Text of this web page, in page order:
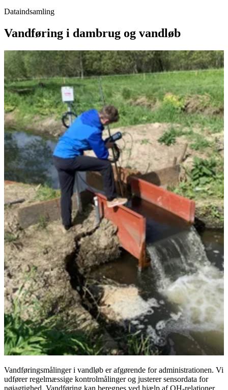
Dataindsamling
Vandføring i dambrug og vandløb
Vandføringsmålinger i vandløb er afgørende for administrationen. Vi
udfører regelmæssige kontrolmålinger og justerer sensordata for
nøjagtighed. Vandføring kan beregnes ved hjælp af QH-relationer